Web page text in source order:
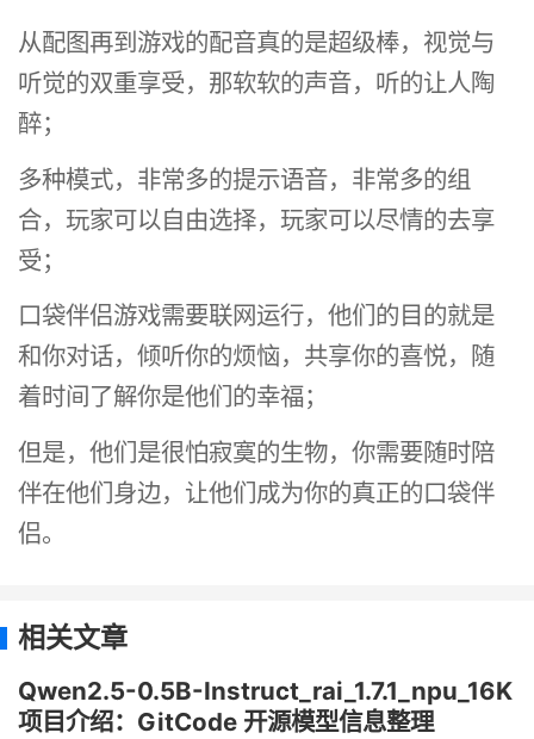
从配图再到游戏的配音真的是超级棒，视觉与
听觉的双重享受，那软软的声音，听的让人陶
醉；
多种模式，非常多的提示语音，非常多的组
合，玩家可以自由选择，玩家可以尽情的去享
受；
口袋伴侣游戏需要联网运行，他们的目的就是
和你对话，倾听你的烦恼，共享你的喜悦，随
着时间了解你是他们的幸福；
但是，他们是很怕寂寞的生物，你需要随时陪
伴在他们身边，让他们成为你的真正的口袋伴
侣。
相关文章
Qwen2.5-0.5B-Instruct_rai_1.7.1_npu_16K
项目介绍：GitCode 开源模型信息整理